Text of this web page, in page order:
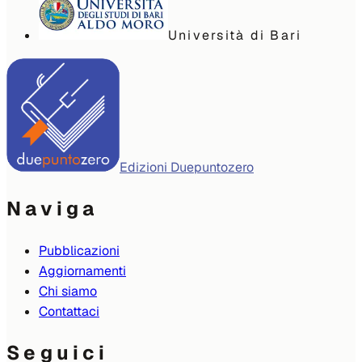
Università di Bari
Edizioni Duepuntozero
Naviga
Pubblicazioni
Aggiornamenti
Chi siamo
Contattaci
Seguici